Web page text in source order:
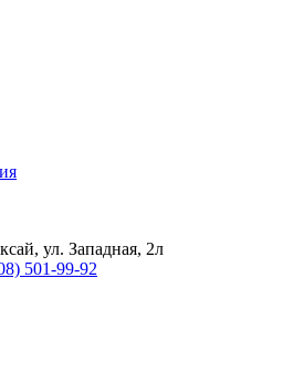
ул. Западная, 2л
501-99-92